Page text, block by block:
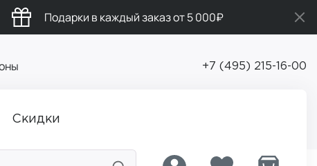
Подарки в каждый заказ от 5 000₽
+7 (495) 215-16-00
Скидки